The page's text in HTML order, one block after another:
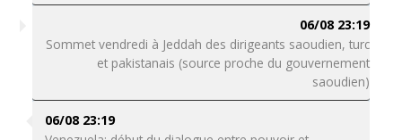
06/08 23:19
Sommet vendredi à Jeddah des dirigeants saoudien, turc
et pakistanais (source proche du gouvernement
saoudien)
06/08 23:19